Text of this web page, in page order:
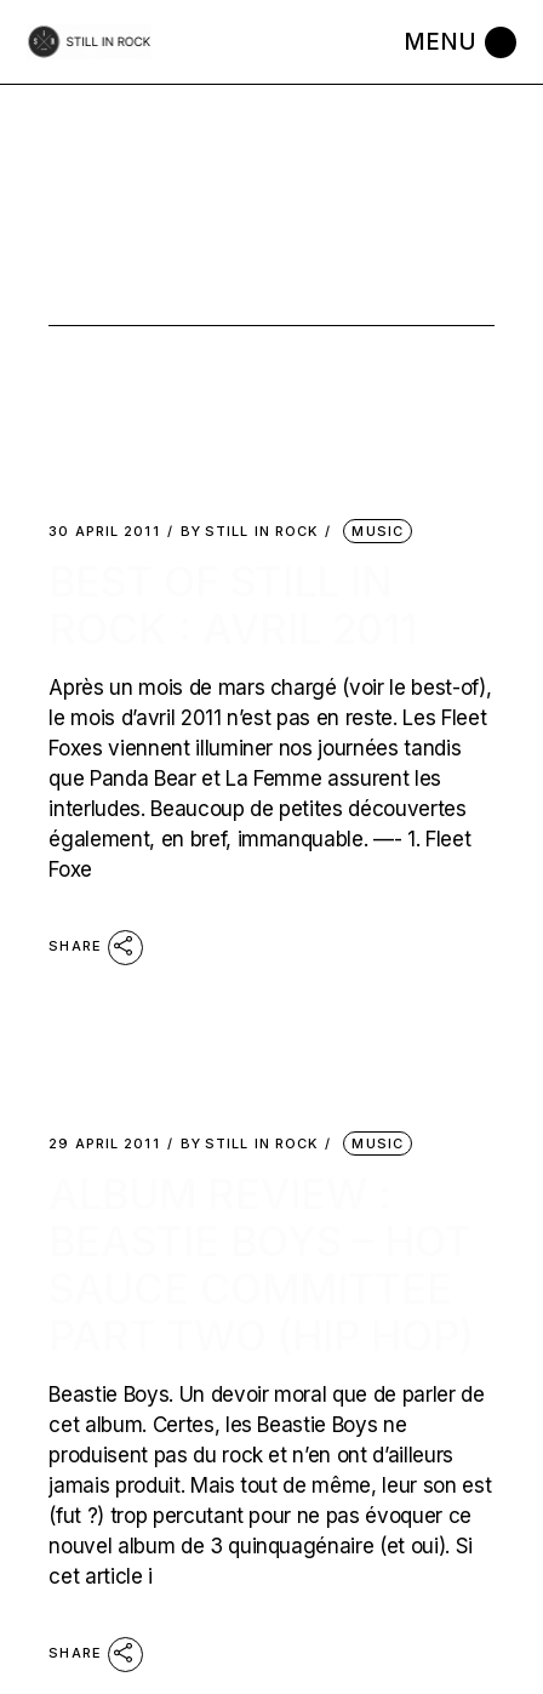
the
30 APRIL 2011 BY STILL IN ROCK MUSIC
Après un mois de mars chargé (voir le best-of),
le mois d’avril 2011 n’est pas en reste. Les Fleet
Foxes viennent illuminer nos journées tandis
que Panda Bear et La Femme assurent les
interludes. Beaucoup de petites découvertes
également, en bref, immanquable. —- 1. Fleet
Foxe
SHARE
29 APRIL 2011 BY STILL IN ROCK MUSIC
Beastie Boys. Un devoir moral que de parler de
cet album. Certes, les Beastie Boys ne
produisent pas du rock et n’en ont d’ailleurs
jamais produit. Mais tout de même, leur son est
(fut ?) trop percutant pour ne pas évoquer ce
nouvel album de 3 quinquagénaire (et oui). Si
cet article i
SHARE